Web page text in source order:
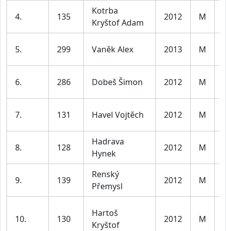
4. 135
Kotrba
Kryštof Adam
2012 M
5. 299 Vaněk Alex 2013 M
6. 286 Dobeš Šimon 2012 M
7. 131 Havel Vojtěch 2012 M
8. 128
Hadrava
Hynek
2012 M
9. 139
Renský
Přemysl
2012 M
10. 130
Hartoš
Kryštof
2012 M